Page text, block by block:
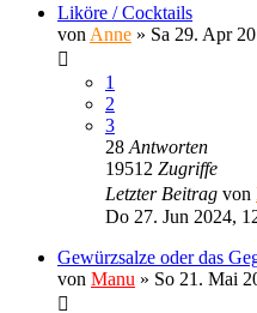
Liköre / Cocktails
von Anne » Sa 29. Apr
1
2
3
28 Antworten
19512 Zugriffe
Letzter Beitrag von
Do 27. Jun 2024,
Gewürzsalze oder das
von Manu » So 21. Mai